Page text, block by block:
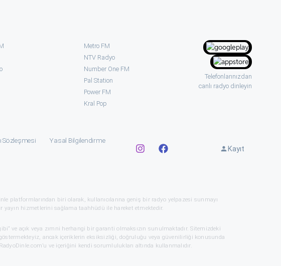
Metro FM
NTV Radyo
Number One FM
Pal Station
Power FM
Kral Pop
Telefonlarınızdan
canlı radyo dinleyin
Sözleşmesi
Yasal Bilgilendirme
Kayıt
platformlarından biri olarak, kullanıcılarına geniş bir radyo yelpazesi sunmayı
hizmetlerini sağlama taahhüdü ile hareket etmektedir.
ve açık veya zımni herhangi bir garanti olmaksızın sunulmaktadır. Sitemizdeki
ancak içeriklerin eksiksizliği, doğruluğu veya güvenilirliği konusunda
ve içeriğini kendi sorumlulukları altında kullanmalıdır.